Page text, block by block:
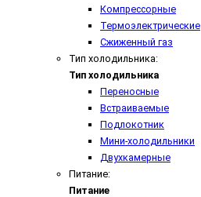
Компрессорные
Термоэлектрические
Сжиженный газ
Тип холодильника:
Тип холодильника
Переносные
Встраиваемые
Подлокотник
Мини-холодильники
Двухкамерные
Питание:
Питание